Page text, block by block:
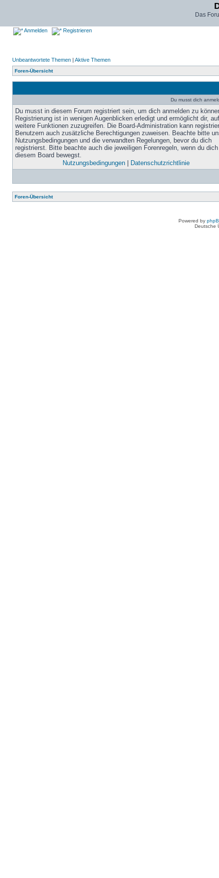
Das
Anmelden Registrieren
Unbeantwortete Themen | Aktive Themen
Foren-Übersicht
Du musst dich
Du musst in diesem Forum registriert sein, um dich anmelden zu
Registrierung ist in wenigen Augenblicken erledigt und ermöglicht dir, auf
weitere Funktionen zuzugreifen. Die Board-Administration kann
Benutzern auch zusätzliche Berechtigungen zuweisen. Beachte bitte
Nutzungsbedingungen und die verwandten Regelungen, bevor du dich
registrierst. Bitte beachte auch die jeweiligen Forenregeln, wenn du
diesem Board bewegst.
Nutzungsbedingungen| Datenschutzrichtlinie
Foren-Übersicht
Powered by
Deutsche